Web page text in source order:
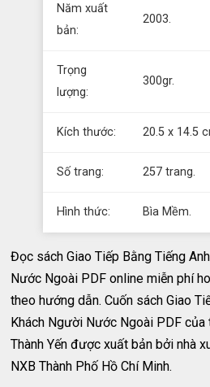
Năm xuất
bản:
2003.
Trọng
lượng:
300gr.
Kích thước: 20.5 x 14.5
Số trang: 257 trang.
Hình thức: Bìa Mềm.
Đọc sách Giao Tiếp Bằng Tiếng
Nước Ngoài PDF online miễn phí
theo hướng dẫn. Cuốn sách Giao
Khách Người Nước Ngoài PDF của
Thành Yến được xuất bản bởi nhà
NXB Thành Phố Hồ Chí Minh.